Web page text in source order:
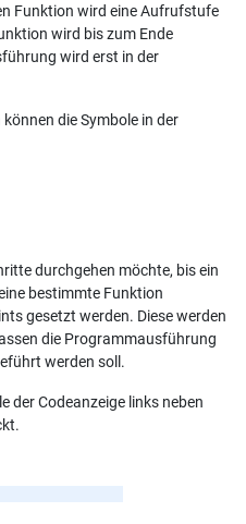
Funktion wird eine Aufrufstufe
wird bis zum Ende
wird erst in der
die Symbole in der
durchgehen möchte, bis ein
bestimmte Funktion
gesetzt werden. Diese werden
die Programmausführung
werden soll.
der Codeanzeige links neben